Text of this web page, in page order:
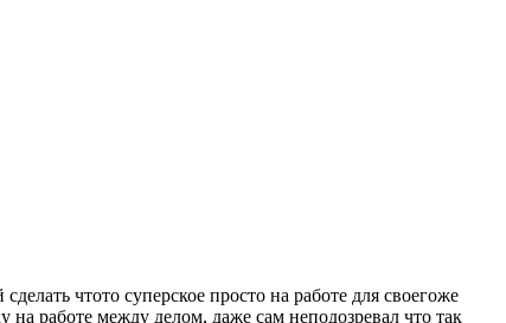
чтото суперское просто на работе для своегоже
на работе между делом, даже сам неподозревал что так